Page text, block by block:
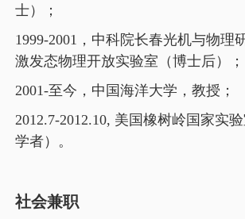
士）；
1999-2001 ，中科院长春光机与物理
激发态物理开放实验室（博士后）；
2001-至今，中国海洋大学，教授；
2012.7-2012.10, 美国橡树岭国家实
学者）。
社会兼职